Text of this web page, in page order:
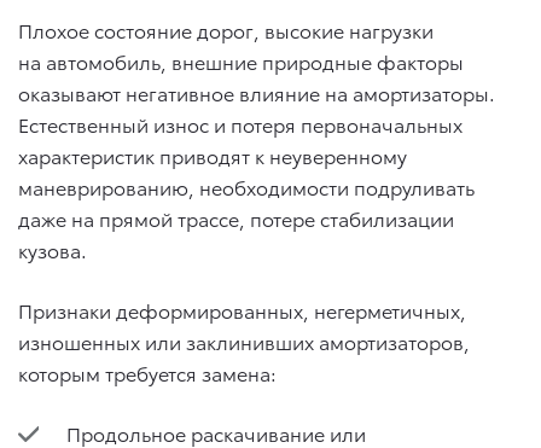
Плохое состояние дорог, высокие нагрузки
на автомобиль, внешние природные факторы
оказывают негативное влияние на амортизаторы.
Естественный износ и потеря первоначальных
характеристик приводят к неуверенному
маневрированию, необходимости подруливать
даже на прямой трассе, потере стабилизации
кузова.
Признаки деформированных, негерметичных,
изношенных или заклинивших амортизаторов,
которым требуется замена:
Продольное раскачивание или